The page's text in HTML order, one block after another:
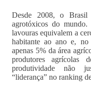
Desde 2008, o
agrotóxicos do mundo.
lavouras equivalem a
habitante ao ano e, no
apenas 5% da área
produtores agrícolas
produtividade não
“liderança” no ranking